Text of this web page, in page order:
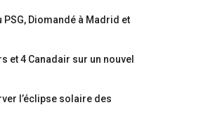
Diomandé à Madrid et
et 4 Canadair sur un nouvel
l’éclipse solaire des